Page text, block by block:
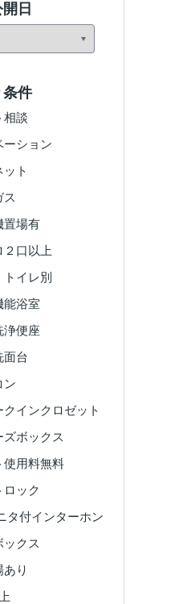
日
条件
相談
ーション
ット
ス
置場有
２口以上
イレ別
能浴室
浄便座
面台
ン
クインクロゼット
ズボックス
使用料無料
ロック
タ付インターホン
ックス
あり